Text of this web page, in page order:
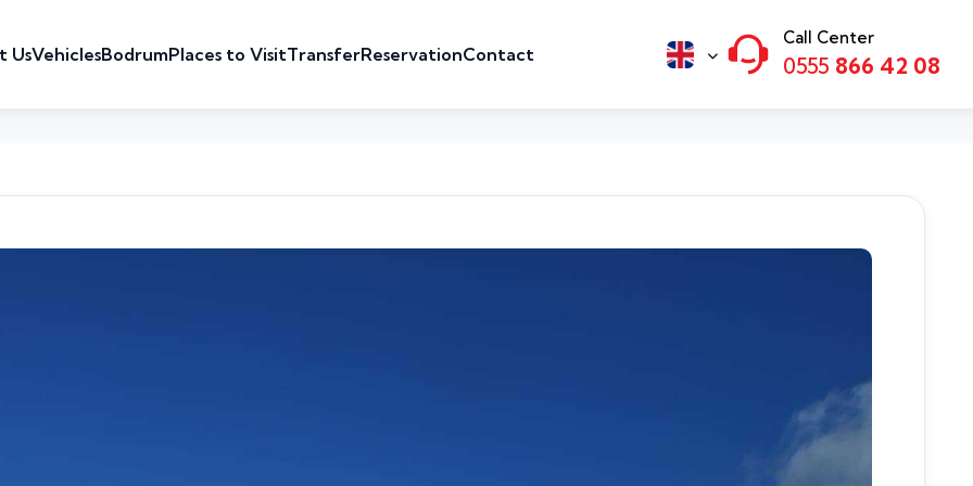
UsVehiclesBodrumPlaces to VisitTransferReservationContact
Call Center
0555 866 42 08